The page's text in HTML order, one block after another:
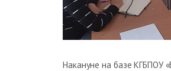
Накануне на базе КГБПОУ